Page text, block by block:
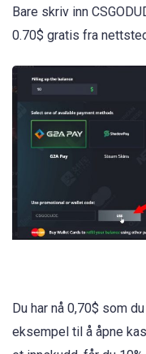
Bare skriv inn
0.70$ gratis fra
Du har nå 0,70$ som
eksempel til å åpne